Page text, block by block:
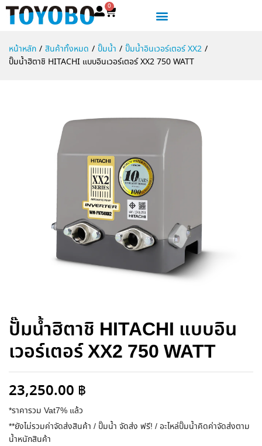
0
หน้าหลัก / สินค้าทั้งหมด / ปั๊มน้ำ / ปั๊มน้ำอินเวอร์เตอร์ XX2 /
ปั๊มน้ำฮิตาชิ HITACHI แบบอินเวอร์เตอร์ XX2 750 WATT
ปั๊มน้ำฮิตาชิ HITACHI แบบอิน
เวอร์เตอร์ XX2 750 WATT
23,250.00 ฿
*ราคารวม Vat7% แล้ว
**ยังไม่รวมค่าจัดส่งสินค้า / ปั๊มน้ำ จัดส่ง ฟรี! / อะไหล่ปั๊มน้ำคิดค่าจัดส่งตาม
น้ำหนักสินค้า